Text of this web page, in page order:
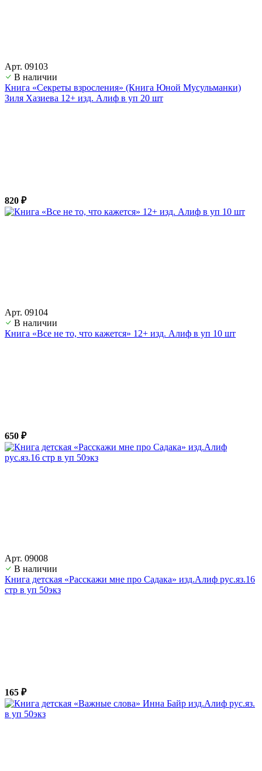
Арт. 09103
В наличии
Книга «Секреты взросления» (Книга Юной Мусульманки)
Зиля Хазиева 12+ изд. Алиф в уп 20 шт
820 ₽
Арт. 09104
В наличии
Книга «Все не то, что кажется» 12+ изд. Алиф в уп 10 шт
650 ₽
Арт. 09008
В наличии
Книга детская «Расскажи мне про Садака» изд.Алиф рус.яз.16
стр в уп 50экз
165 ₽